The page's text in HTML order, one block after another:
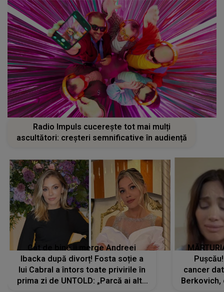
Radio Impuls cucerește tot mai mulți
ascultători: creșteri semnificative în audiență
Cât de bine îi merge Andreei
Ibacka după divorț! Fosta soție a
lui Cabral a întors toate privirile în
prima zi de UNTOLD: „Parcă ai altă
cancer
Berkovich,